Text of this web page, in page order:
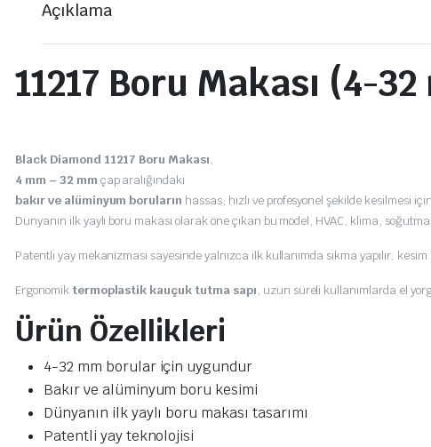
Açıklama
11217 Boru Makası (4-
Black Diamond 11217 Boru Makası,
4 mm – 32 mm çap aralığındaki
bakır ve alüminyum boruların hassas, hızlı ve profesyonel şekilde kesilmesi
Dünyanın ilk yaylı boru makası olarak öne çıkan bu model, HVAC, klima,
Patentli yay mekanizması sayesinde yalnızca ilk kullanımda sıkma yapılır;
Ergonomik termoplastik kauçuk tutma sapı, uzun süreli kullanımlarda el
Ürün Özellikleri
4-32 mm borular için uygundur
Bakır ve alüminyum boru kesimi
Dünyanın ilk yaylı boru makası tasarımı
Patentli yay teknolojisi